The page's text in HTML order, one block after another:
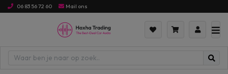
06 83 56 72 60 Mail ons